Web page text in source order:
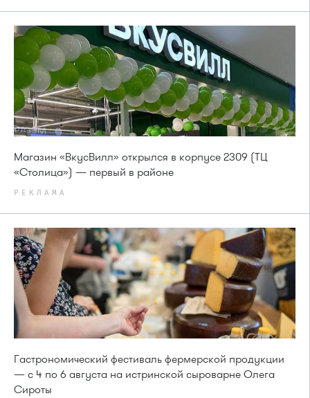
Магазин «ВкусВилл» открылся в корпусе 2309 (ТЦ
«Столица») — первый в районе
РЕКЛАМА
Гастрономический фестиваль фермерской продукции
— с 4 по 6 августа на истринской сыроварне Олега
Сироты